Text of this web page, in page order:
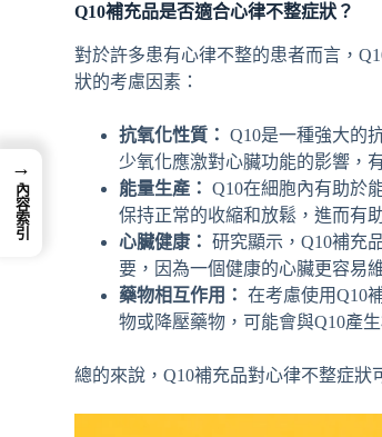
Q10補充品是否適合心律不整症狀？
對於許多患有心律不整的患者而言，
狀的考慮因素：
抗氧化性質： Q10是一種強大的
少氧化應激對心臟功能的影響，
能量生產： Q10在細胞內有助於
保持正常的收縮和放鬆，進而有
心臟健康： 研究顯示，Q10補充
要，因為一個健康的心臟更容易
藥物相互作用： 在考慮使用Q10
物或降壓藥物，可能會與Q10產
總的來說，Q10補充品對心律不整症
→
內容索引